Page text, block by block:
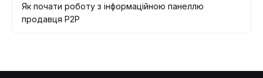
Як почати роботу з інформаційною панеллю
продавця P2P